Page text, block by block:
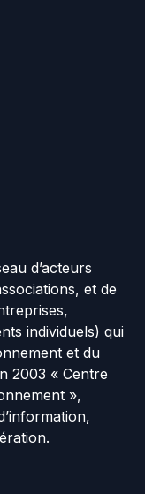
d’acteurs
et de
individuels) qui
et du
2003 « Centre
»,